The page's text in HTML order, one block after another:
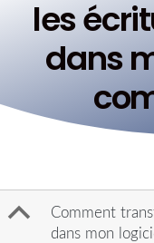
les
dans
B
Comment
dans mon